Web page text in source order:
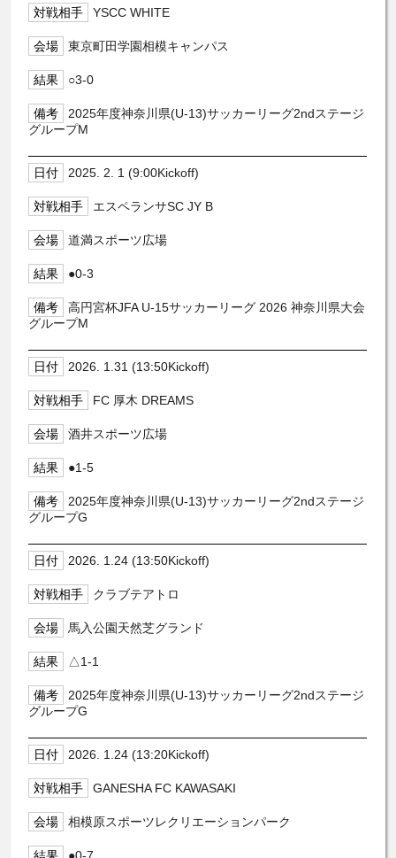
YSCC WHITE
東京町田学園相模キャンパス
○3-0
2025年度神奈川県(U-13)サッカーリーグ2ndステージ
グループM
2025. 2. 1 (9:00Kickoff)
エスペランサSC JY B
道満スポーツ広場
●0-3
高円宮杯JFA U-15サッカーリーグ 2026 神奈川県大会
グループM
2026. 1.31 (13:50Kickoff)
FC 厚木 DREAMS
酒井スポーツ広場
●1-5
2025年度神奈川県(U-13)サッカーリーグ2ndステージ
グループG
2026. 1.24 (13:50Kickoff)
クラブテアトロ
馬入公園天然芝グランド
△1-1
2025年度神奈川県(U-13)サッカーリーグ2ndステージ
グループG
2026. 1.24 (13:20Kickoff)
GANESHA FC KAWASAKI
相模原スポーツレクリエーションパーク
●0-7